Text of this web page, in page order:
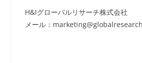
H&Iグローバルリサーチ株式会社
メール：